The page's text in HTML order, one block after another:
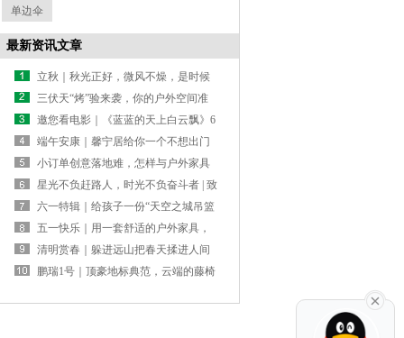
单边伞
最新资讯文章
立秋｜秋光正好，微风不燥，是时候
给庭院换一套“秋装”了
三伏天“烤”验来袭，你的户外空间准
备好了吗？
邀您看电影｜《蓝蓝的天上白云飘》6
月30日全国公映，馨宁居萨纳营地的
草原生活首登大银幕
端午安康｜馨宁居给你一个不想出门
的理由
小订单创意落地难，怎样与户外家具
源头工厂合作？
星光不负赶路人，时光不负奋斗者 | 致
2026届高考生
六一特辑｜给孩子一份“天空之城吊篮
礼物”
五一快乐｜用一套舒适的户外家具，
换一场山花烂漫
清明赏春｜躲进远山把春天揉进人间
烟火里
鹏瑞1号｜顶豪地标典范，云端的藤椅